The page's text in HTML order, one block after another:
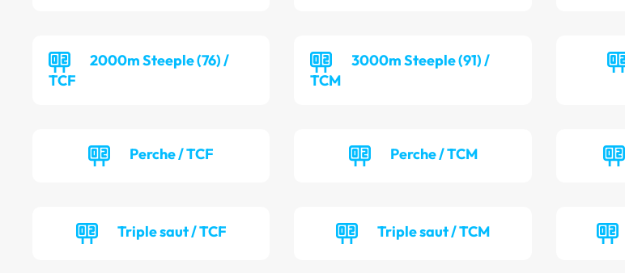
2000m Steeple (76) /
TCF
3000m Steeple (91) /
TCM
Perche / TCF Perche / TCM
Triple saut / TCF Triple saut / TCM